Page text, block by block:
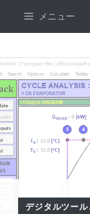
ン
ツ
へ
ス
キ
ッ
プ
メニュー
デジタルツール